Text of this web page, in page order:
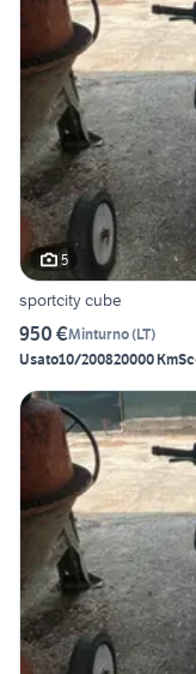
5
sportcity cube
950 €Minturno(LT)
Usato10/200820000 Km